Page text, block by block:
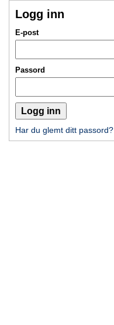
Logg inn
E-post
Passord
Har du glemt ditt passord?